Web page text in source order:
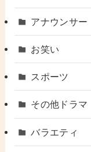
アナウンサー
お笑い
スポーツ
その他ドラマ
バラエティ